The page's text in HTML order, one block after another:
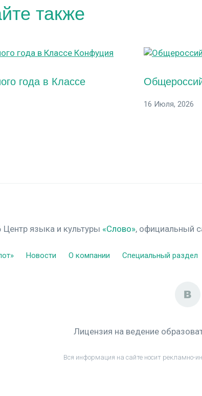
также
года в Классе
16 Июля, 2026
языка и культуры «Слово», официальный
Новости О компании Специальный раздел
Лицензия на ведение
Вся информация на сайте носит рекламно-